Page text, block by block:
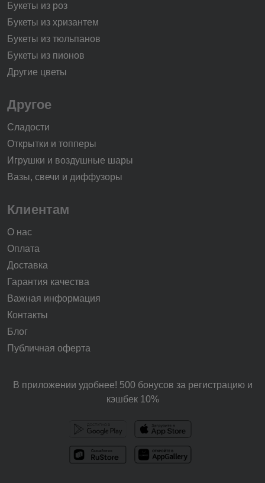
Букеты из роз
Букеты из хризантем
Букеты из тюльпанов
Букеты из пионов
Другие цветы
Другое
Сладости
Открытки и топперы
Игрушки и воздушные шары
Вазы, свечи и диффузоры
Клиентам
О нас
Оплата
Доставка
Гарантия качества
Важная информация
Контакты
Блог
Публичная оферта
В приложении удобнее! 500 бонусов за регистрацию и
кэшбек 10%